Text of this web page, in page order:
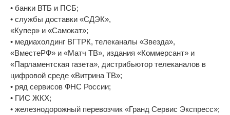
• банки ВТБ и ПСБ;
• службы доставки «СДЭК»,
«Купер» и «Самокат»;
• медиахолдинг ВГТРК, телеканалы «Звезда»,
«ВместеРФ» и «Матч ТВ», издания «Коммерсант» и
«Парламентская газета», дистрибьютор телеканалов в
цифровой среде «Витрина ТВ»;
• ряд сервисов ФНС России;
• ГИС ЖКХ;
• железнодорожный перевозчик «Гранд Сервис Экспресс»;